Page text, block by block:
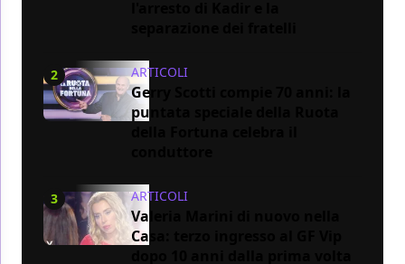
2 ARTICOLI
Gerry Scotti compie 70 anni: la
puntata speciale della Ruota
3 ARTICOLI
Valeria Marini di nuovo nella
Casa: terzo ingresso al GF Vip